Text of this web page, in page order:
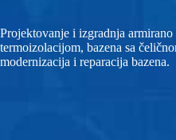
Projektovanje i izgradnja armirano
termoizolacijom, bazena sa
modernizacija i reparacija bazena.